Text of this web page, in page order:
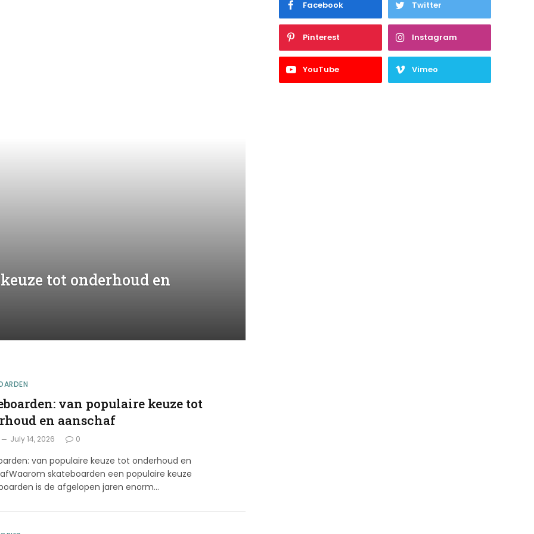
tot onderhoud en
van populaire keuze tot
en aanschaf
July 14, 2026 0
van populaire keuze tot onderhoud en
skateboarden een populaire keuze
is de afgelopen jaren enorm…
Facebook Twitter
Pinterest Instagram
YouTube Vimeo